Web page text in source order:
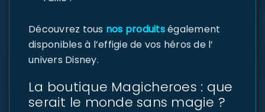
Découvrez tous nos produitségalement
disponibles à l’effigie de vos héros de l’
univers Disney.
La boutique Magicheroes : que
serait le monde sans magie ?